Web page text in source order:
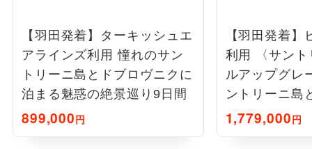
【羽田発着】ターキッシュエ
アラインズ利用 憧れのサン
トリーニ島とドブロヴニクに
泊まる魅惑の絶景巡り9日間
899,000円
【羽田発着】
利用 〈サン
ルアップグレ
ントリーニ島
に泊まる絶景
1,779,000円